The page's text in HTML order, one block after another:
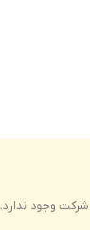
وجود ندارد.